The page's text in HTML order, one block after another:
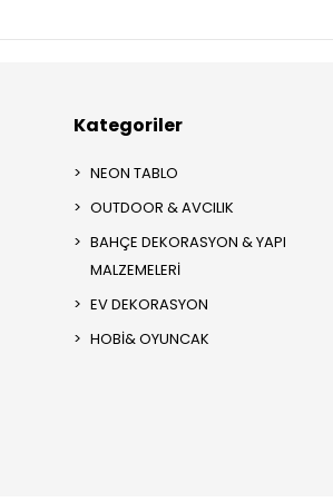
Kategoriler
NEON TABLO
OUTDOOR & AVCILIK
BAHÇE DEKORASYON & YAPI
MALZEMELERİ
EV DEKORASYON
HOBİ& OYUNCAK